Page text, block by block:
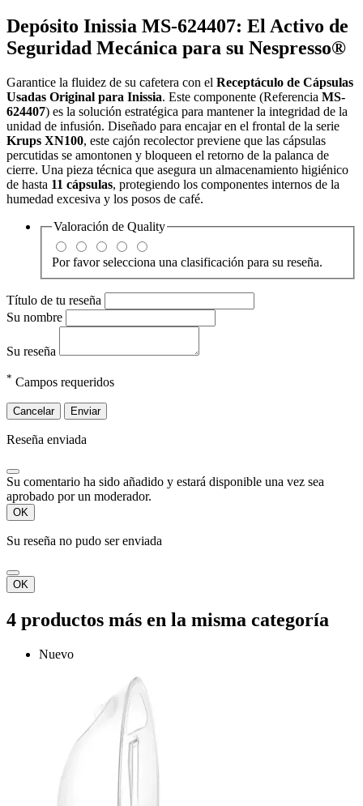
Depósito Inissia MS-624407: El Activo de
Seguridad Mecánica para su Nespresso®
Garantice la fluidez de su cafetera con el Receptáculo de Cápsulas
Usadas Original para Inissia. Este componente (Referencia MS-
624407) es la solución estratégica para mantener la integridad de la
unidad de infusión. Diseñado para encajar en el frontal de la serie
Krups XN100, este cajón recolector previene que las cápsulas
percutidas se amontonen y bloqueen el retorno de la palanca de
cierre. Una pieza técnica que asegura un almacenamiento higiénico
de hasta 11 cápsulas, protegiendo los componentes internos de la
humedad excesiva y los posos de café.
Valoración de Quality
Por favor selecciona una clasificación para su reseña.
Título de tu reseña
Su nombre
Su reseña
* Campos requeridos
Cancelar Enviar
Reseña enviada
Su comentario ha sido añadido y estará disponible una vez sea
aprobado por un moderador.
OK
Su reseña no pudo ser enviada
OK
4 productos más en la misma categoría
Nuevo